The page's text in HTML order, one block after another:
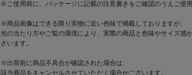
※ご使用前に、パッケージに記載の注意書きをご確認のうえご使用
※商品画像はできる限り実物に近い色味で掲載しておりますが、
光の当たり方やご覧の環境により、実際の商品と色味やサイズ感
ざいます。
※出荷前に商品不具合が確認された場合は、
該当商品をキャンセルさせていただく場合がございます。